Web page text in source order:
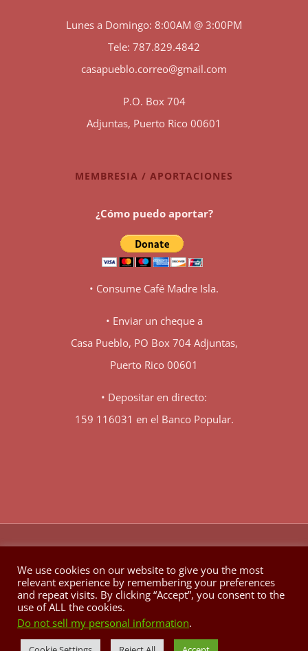
Lunes a Domingo: 8:00AM @ 3:00PM
Tele: 787.829.4842
casapueblo.correo@gmail.com
P.O. Box 704
Adjuntas, Puerto Rico 00601
MEMBRESIA / APORTACIONES
¿Cómo puedo aportar?
• Consume Café Madre Isla.
• Enviar un cheque a
Casa Pueblo, PO Box 704 Adjuntas,
Puerto Rico 00601
• Depositar en directo:
159 116031 en el Banco Popular.
Facebook
X YouTubeInstagram
We use cookies on our website to give you the most
relevant experience by remembering your preferences
and repeat visits. By clicking “Accept”, you consent to the
use of ALL the cookies.
Do not sell my personal information.